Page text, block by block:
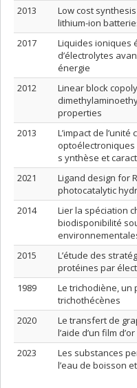
2013
Low cost
lithium-ion
2017
Liquides ioniques
d’électrolytes
énergie
2012
Linear block
properties
2013
L’impact de
optoélectroniques
s ynthèse et
2021
Ligand design for
photocatalytic
2014
Lier la spéciation
biodisponibilité
2015
L’étude des
protéines par
1989
Le trichodiène,
trichothécènes
2020
Le transfert de
l’aide d’un film d’or
2023
Les substances
l’eau de boisson